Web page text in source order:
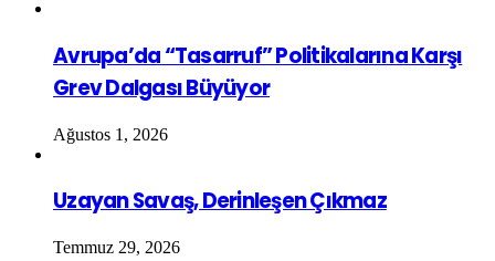
Avrupa’da “Tasarruf” Politikalarına Karşı
Grev Dalgası Büyüyor
Ağustos 1, 2026
Uzayan Savaş, Derinleşen Çıkmaz
Temmuz 29, 2026